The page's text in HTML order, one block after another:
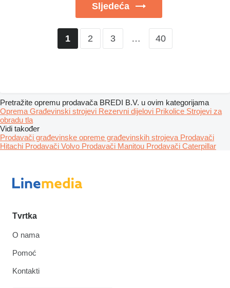
Sljedeća
1 2 3 … 40
Pretražite opremu prodavača BREDI B.V. u ovim kategorijama
Oprema Građevinski strojevi Rezervni dijelovi Prikolice Strojevi za
obradu tla
Vidi također
Prodavači građevinske opreme građevinskih strojeva Prodavači
Hitachi Prodavači Volvo Prodavači Manitou Prodavači Caterpillar
Tvrtka
O nama
Pomoć
Kontakti